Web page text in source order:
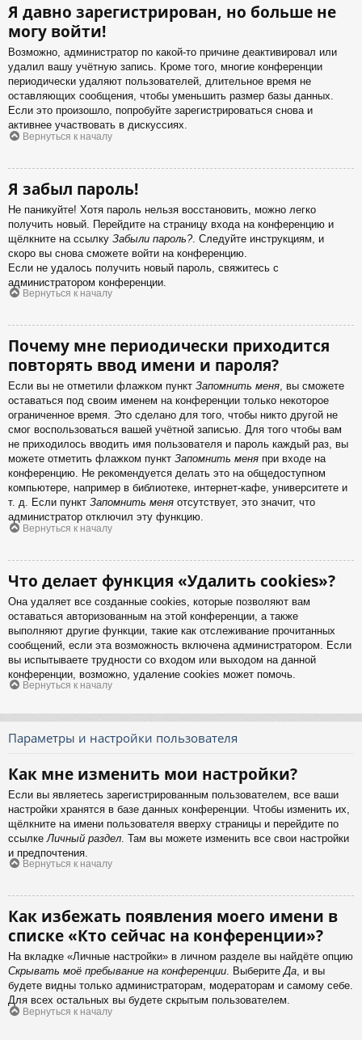
Я давно зарегистрирован, но больше не
могу войти!
Возможно, администратор по какой-то причине деактивировал или
удалил вашу учётную запись. Кроме того, многие конференции
периодически удаляют пользователей, длительное время не
оставляющих сообщения, чтобы уменьшить размер базы данных.
Если это произошло, попробуйте зарегистрироваться снова и
активнее участвовать в дискуссиях.
Вернуться к началу
Я забыл пароль!
Не паникуйте! Хотя пароль нельзя восстановить, можно легко
получить новый. Перейдите на страницу входа на конференцию и
щёлкните на ссылку Забыли пароль?. Следуйте инструкциям, и
скоро вы снова сможете войти на конференцию.
Если не удалось получить новый пароль, свяжитесь с
администратором конференции.
Вернуться к началу
Почему мне периодически приходится
повторять ввод имени и пароля?
Если вы не отметили флажком пункт Запомнить меня, вы сможете
оставаться под своим именем на конференции только некоторое
ограниченное время. Это сделано для того, чтобы никто другой не
смог воспользоваться вашей учётной записью. Для того чтобы вам
не приходилось вводить имя пользователя и пароль каждый раз, вы
можете отметить флажком пункт Запомнить меня при входе на
конференцию. Не рекомендуется делать это на общедоступном
компьютере, например в библиотеке, интернет-кафе, университете и
т. д. Если пункт Запомнить меня отсутствует, это значит, что
администратор отключил эту функцию.
Вернуться к началу
Что делает функция «Удалить cookies»?
Она удаляет все созданные cookies, которые позволяют вам
оставаться авторизованным на этой конференции, а также
выполняют другие функции, такие как отслеживание прочитанных
сообщений, если эта возможность включена администратором. Если
вы испытываете трудности со входом или выходом на данной
конференции, возможно, удаление cookies может помочь.
Вернуться к началу
Параметры и настройки пользователя
Как мне изменить мои настройки?
Если вы являетесь зарегистрированным пользователем, все ваши
настройки хранятся в базе данных конференции. Чтобы изменить их,
щёлкните на имени пользователя вверху страницы и перейдите по
ссылке Личный раздел . Там вы можете изменить все свои настройки
и предпочтения.
Вернуться к началу
Как избежать появления моего имени в
списке «Кто сейчас на конференции»?
На вкладке «Личные настройки» в личном разделе вы найдёте опцию
Скрывать моё пребывание на конференции. ВыберитеДа, и вы
будете видны только администраторам, модераторам и самому себе.
Для всех остальных вы будете скрытым пользователем.
Вернуться к началу